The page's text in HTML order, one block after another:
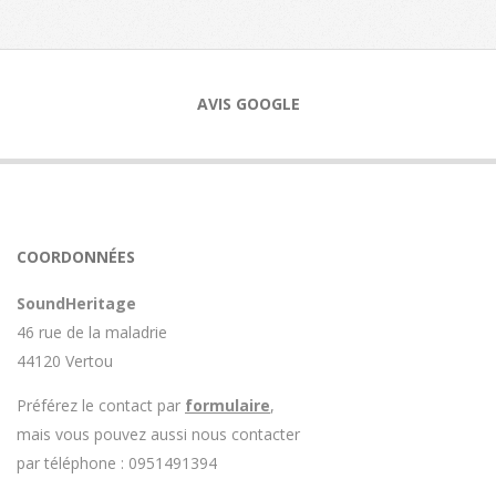
AVIS GOOGLE
COORDONNÉES
SoundHeritage
46 rue de la maladrie
44120 Vertou
Préférez le contact par formulaire,
mais vous pouvez aussi nous contacter
par téléphone : 0951491394